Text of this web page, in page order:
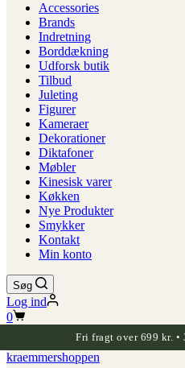
Accessories
Brands
Indretning
Borddækning
Udforsk butik
Tilbud
Juleting
Figurer
Kameraer
Dekorationer
Diktafoner
Møbler
Kinesisk varer
Køkken
Nye Produkter
Smykker
Kontakt
Min konto
Søg
Log ind
Indkøbskurv
0
Fri fragt over 699 kr. •
kraemmershoppen